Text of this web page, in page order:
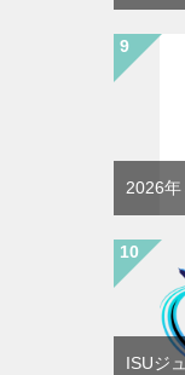
2026年
ISUジ